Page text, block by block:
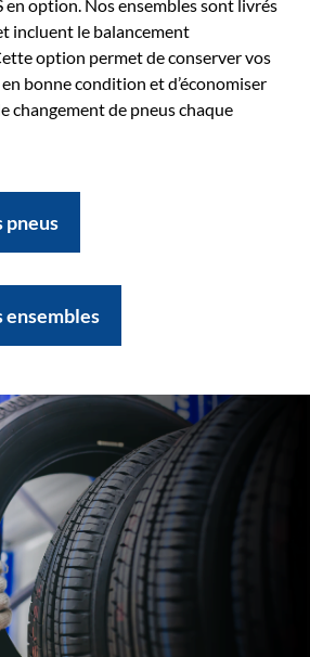
en option. Nos ensembles sont livrés
incluent le balancement
option permet de conserver vos
en bonne condition et d’économiser
changement de pneus chaque
pneus
ensembles